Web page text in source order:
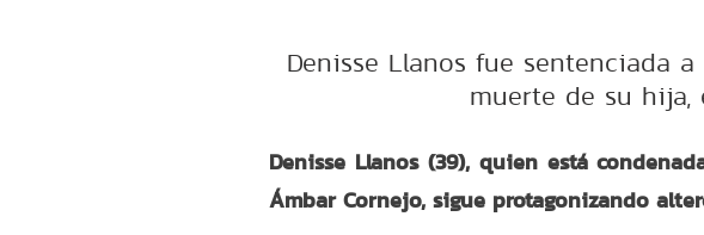
Denisse Llanos fue sentenciada
muerte de su hija,
Denisse Llanos (39), quien está
Ámbar Cornejo, sigue protagonizando